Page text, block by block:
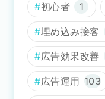
初心者 1
埋め込み接客
広告効果改善
広告運用 103